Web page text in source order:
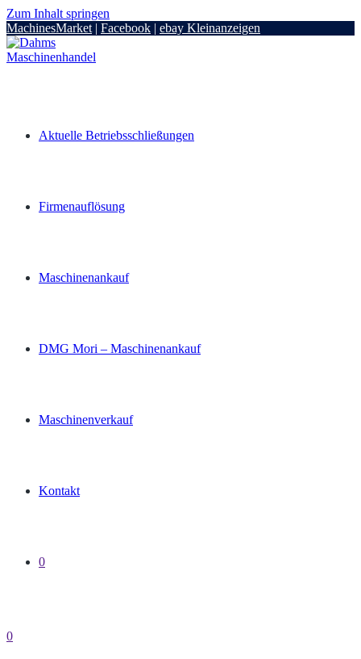
Zum Inhalt springen
MachinesMarket | Facebook | ebay Kleinanzeigen
Aktuelle Betriebsschließungen
Firmenauflösung
Maschinenankauf
DMG Mori – Maschinenankauf
Maschinenverkauf
Kontakt
0
0